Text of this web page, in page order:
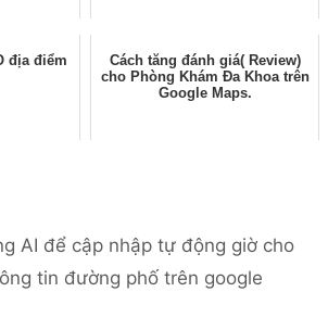
địa điểm
Cách tăng đánh giá( Review)
cho Phòng Khám Đa Khoa trên
Google Maps.
AI để cập nhập tự động giờ cho
tin đường phố trên google